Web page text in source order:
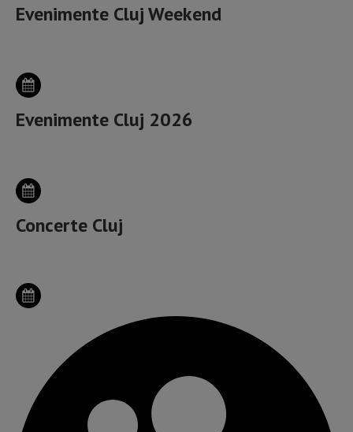
Evenimente Cluj Weekend
Evenimente Cluj 2026
Concerte Cluj